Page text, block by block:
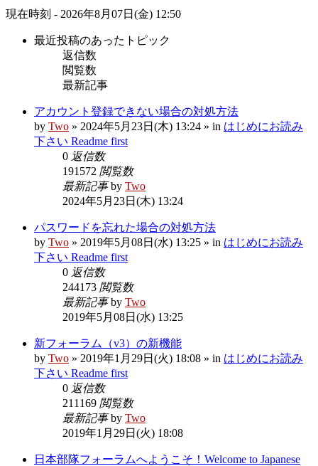
現在時刻 - 2026年8月07日(金) 12:50
最近投稿のあったトピック
返信数
閲覧数
最新記事
アカウント登録できない場合の対処方法
by Two » 2024年5月23日(木) 13:24 » in はじめにお読み
下さい Readme first
0 返信数
191572 閲覧数
最新記事by Two
2024年5月23日(木) 13:24
パスワードを忘れた場合の対処方法
by Two » 2019年5月08日(水) 13:25 » in はじめにお読み
下さい Readme first
0 返信数
244173 閲覧数
最新記事by Two
2019年5月08日(水) 13:25
新フォーラム（v3）の新機能
by Two » 2019年1月29日(火) 18:08 » in はじめにお読み
下さい Readme first
0 返信数
211169 閲覧数
最新記事by Two
2019年1月29日(火) 18:08
日本部隊フォーラムへようこそ！Welcome to Japanese